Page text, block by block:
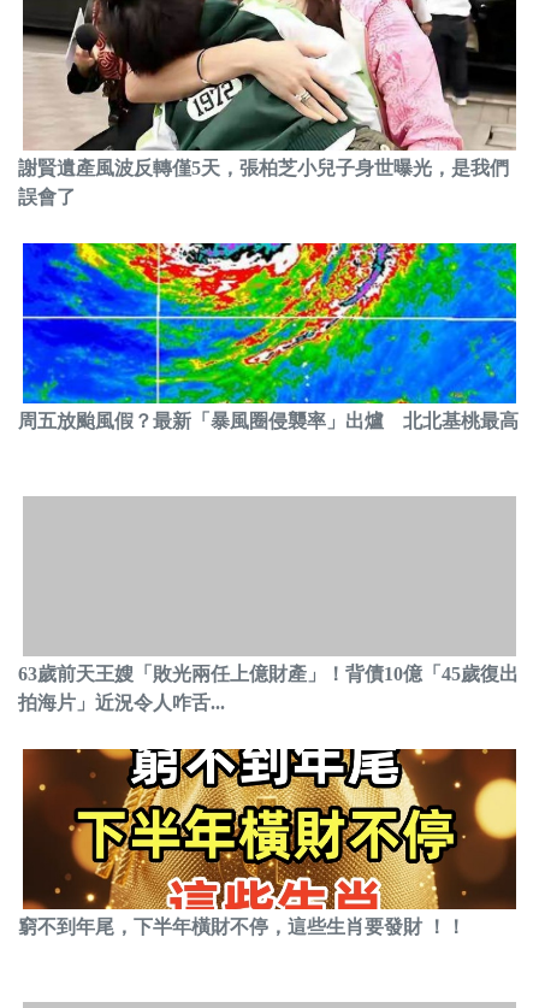
謝賢遺產風波反轉僅5天，張柏芝小兒子身世曝光，是我們
誤會了
周五放颱風假？最新「暴風圈侵襲率」出爐 北北基桃最高
63歲前天王嫂「敗光兩任上億財產」！背債10億「45歲復出
拍海片」近況令人咋舌...
窮不到年尾，下半年橫財不停，這些生肖要發財 ！！